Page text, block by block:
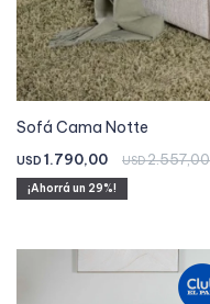
Sofá Cama Notte
USD 1.790,00 USD2.557,00
29